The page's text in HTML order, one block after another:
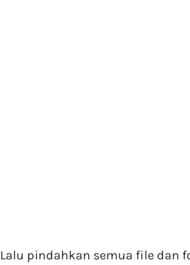
Lalu pindahkan semua file dan